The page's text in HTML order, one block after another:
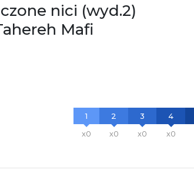
61 623 38 38nici (wyd.2)
Mafi
1
x0
2
x0
3
x0
4
x0